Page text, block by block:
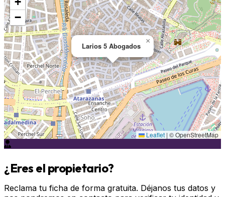
Larios 5 Abogados
×
−
Leaflet | © OpenStreetMap
¿Eres el propietario?
Reclama tu ficha de forma gratuita. Déjanos tus datos y